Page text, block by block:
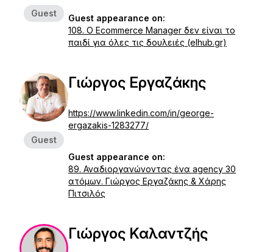
Guest
Guest appearance on:
108. Ο Ecommerce Manager δεν είναι το
παιδί για όλες τις δουλειές (elhub.gr)
Guest
Γιώργος Εργαζάκης
https://www.linkedin.com/in/george-
ergazakis-1283277/
Guest appearance on:
89. Αναδιοργανώνοντας ένα agency 30
ατόμων. Γιώργος Εργαζάκης & Χάρης
Πιτσιλός
Γιώργος Καλαντζής